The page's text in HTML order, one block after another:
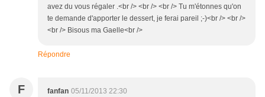
avez du vous régaler .<br /> <br /> <br /> Tu m'étonnes qu'on
te demande d'apporter le dessert, je ferai pareil ;-)<br /> <br />
<br /> Bisous ma Gaelle<br />
Répondre
F fanfan 05/11/2013 22:30